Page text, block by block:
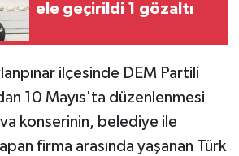
ele geçirildi 1 gözaltı
ilçesinde DEM Partili
10 Mayıs'ta düzenlenmesi
konserinin, belediye ile
firma arasında yaşanan Türk